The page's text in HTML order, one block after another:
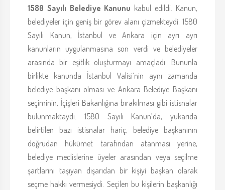
1580 Sayılı Belediye Kanunu kabul edildi. Kanun,
belediyeler için geniş bir görev alanı çizmekteydi. 1580
Sayılı Kanun, İstanbul ve Ankara için ayrı ayrı
kanunların uygulanmasına son verdi ve belediyeler
arasında bir eşitlik oluşturmayı amaçladı. Bununla
birlikte kanunda İstanbul Valisi’nin aynı zamanda
belediye başkanı olması ve Ankara Belediye Başkanı
seçiminin, İçişleri Bakanlığına bırakılması gibi istisnalar
bulunmaktaydı. 1580 Sayılı Kanun’da, yukarıda
belirtilen bazı istisnalar hariç, belediye başkanının
doğrudan hükümet tarafından atanması yerine,
belediye meclislerine üyeler arasından veya seçilme
şartlarını taşıyan dışarıdan bir kişiyi başkan olarak
seçme hakkı vermesiydi. Seçilen bu kişilerin başkanlığı